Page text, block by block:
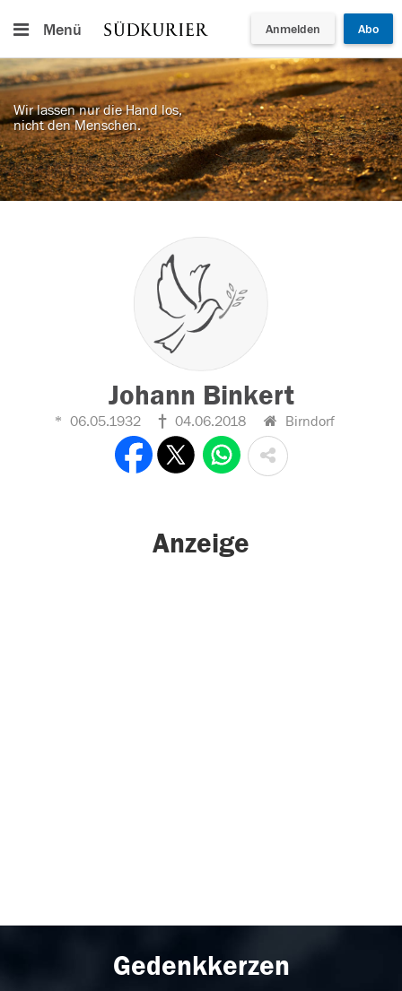
Menü Anmelden Abo
Wir lassen nur die Hand los,
nicht den Menschen.
Johann Binkert
06.05.1932 04.06.2018 Birndorf
Anzeige
Gedenkkerzen